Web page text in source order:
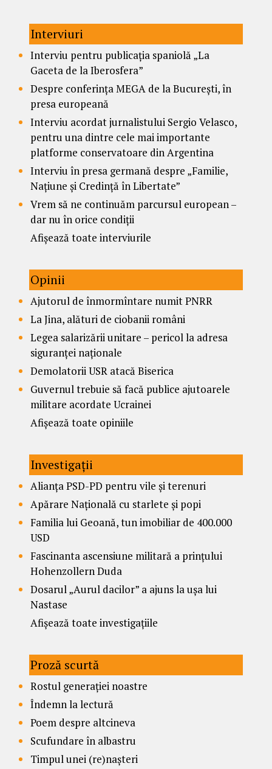
Interviuri
Interviu pentru publicația spaniolă „La
Gaceta de la Iberosfera”
Despre conferința MEGA de la București, în
presa europeană
Interviu acordat jurnalistului Sergio Velasco,
pentru una dintre cele mai importante
platforme conservatoare din Argentina
Interviu în presa germană despre „Familie,
Națiune și Credință în Libertate”
Vrem să ne continuăm parcursul european –
dar nu în orice condiții
Afișează toate interviurile
Opinii
Ajutorul de înmormîntare numit PNRR
La Jina, alături de ciobanii români
Legea salarizării unitare – pericol la adresa
siguranței naționale
Demolatorii USR atacă Biserica
Guvernul trebuie să facă publice ajutoarele
militare acordate Ucrainei
Afișează toate opiniile
Investigații
Alianța PSD-PD pentru vile și terenuri
Apărare Națională cu starlete și popi
Familia lui Geoană, tun imobiliar de 400.000
USD
Fascinanta ascensiune militară a prințului
Hohenzollern Duda
Dosarul „Aurul dacilor” a ajuns la ușa lui
Nastase
Afișează toate investigațiile
Proză scurtă
Rostul generației noastre
Îndemn la lectură
Poem despre altcineva
Scufundare în albastru
Timpul unei (re)nașteri